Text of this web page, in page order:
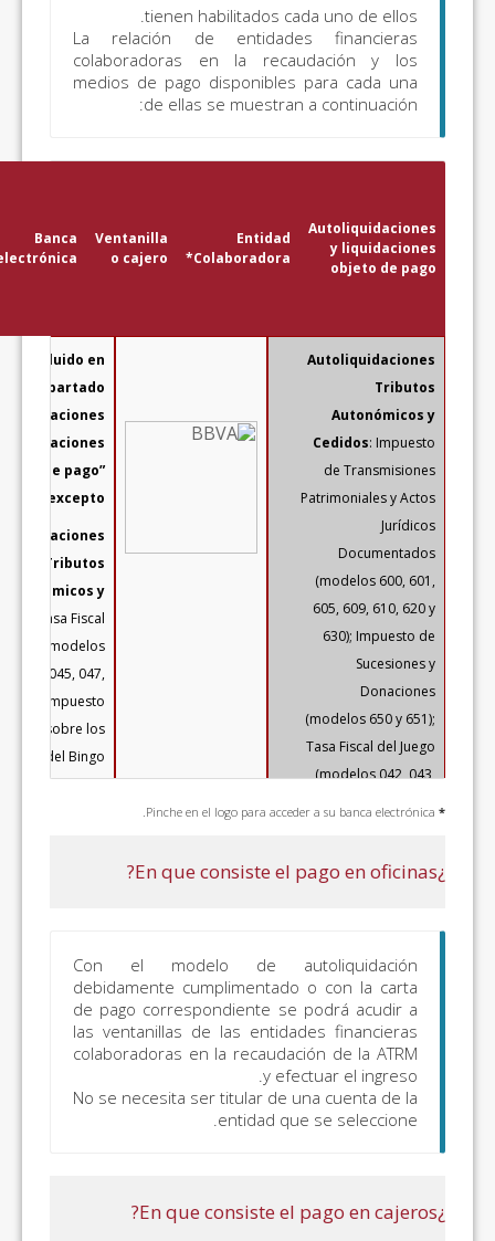
tienen habilitados
La relación de
colaboradoras en la
medios de pago
de ellas se
Entidad
Colaboradora*
Ventanilla
o cajero
Banca
electrónica
Domiciliación
y liquidaciones
(modelo 046);
Impuestos Medio
(modelos 050, 051,
Todos los
conceptos
el apartado
“Autoliquidaciones
y liquidaciones
objeto de pago”
excepto:
Autoliquidaciones
Cedidos:Tasa Fiscal
conceptos
Pinche en el logo para
Con el modelo de
debidamente
de pago correspondiente
las ventanillas de las
colaboradoras en la
No se necesita ser titular de
entidad